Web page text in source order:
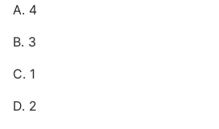
A. 4
B. 3
C. 1
D. 2